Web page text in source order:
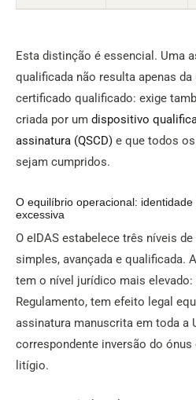
Esta distinção é essencial. Uma
qualificada não resulta apenas
certificado qualificado: exige
criada por um dispositivo
assinatura (QSCD) e que todos
sejam cumpridos.
O equilíbrio operacional:
excessiva
O eIDAS estabelece três níveis
simples, avançada e qualificada.
tem o nível jurídico mais elevado:
Regulamento, tem efeito legal
assinatura manuscrita em toda a
correspondente inversão do ónus
litígio.